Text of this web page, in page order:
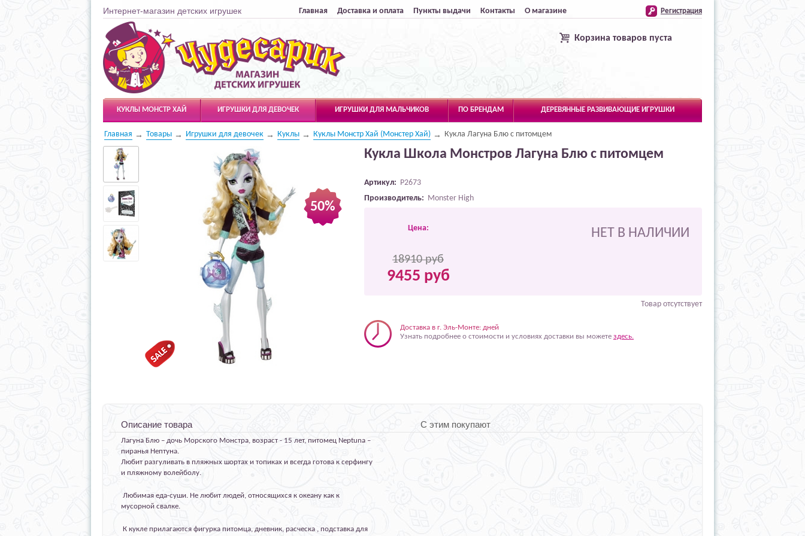
Интернет-магазин детских игрушек Главная Доставка и оплата Пункты выдачи Контакты О магазине Регистрация
Чудесарик
Корзина товаров пуста
КУКЛЫ МОНСТР ХАЙ ИГРУШКИ ДЛЯ ДЕВОЧЕК ИГРУШКИ ДЛЯ МАЛЬЧИКОВ ПО БРЕНДАМ ДЕРЕВЯННЫЕ РАЗВИВАЮЩИЕ ИГРУШКИ
Главная Товары Игрушки для девочек Куклы Куклы Монстр Хай (Монстер Хай) Кукла Лагуна Блю с питомцем
50%
Кукла Школа Монстров Лагуна Блю с питомцем
Артикул: P2673
Производитель: Monster High
НЕТ В НАЛИЧИИ
Цена:
18910 руб
9455 руб
Товар отсутствует
Доставка в г. Эль-Монте: дней
Узнать подробнее о стоимости и условиях доставки вы можете здесь.
Описание товара С этим покупают
Лагуна Блю – дочь Морского Монстра, возраст - 15 лет, питомец Neptuna –
пиранья Нептуна.
Любит разгуливать в пляжных шортах и топиках и всегда готова к серфингу
и пляжному волейболу.
Любимая еда-суши. Не любит людей, относящихся к океану как к
мусорной свалке.
К кукле прилагаются фигурка питомца, дневник, расческа , подставка для